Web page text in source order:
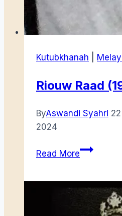
Kutubkhanah
Riouw Raad
ByAswandi Syahri
2024
Read MoreRiouw
1950)